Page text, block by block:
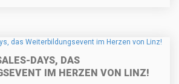
DAYS, DAS
IM HERZEN VON LINZ!